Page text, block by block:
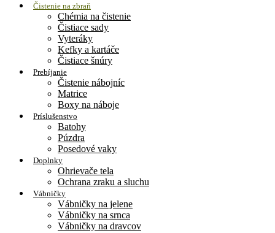
Čistenie na zbraň
Chémia na čistenie
Čistiace sady
Vyteráky
Kefky a kartáče
Čistiace šnúry
Prebíjanie
Čistenie nábojníc
Matrice
Boxy na náboje
Príslušenstvo
Batohy
Púzdra
Posedové vaky
Doplnky
Ohrievače tela
Ochrana zraku a sluchu
Vábničky
Vábničky na jelene
Vábničky na srnca
Vábničky na dravcov